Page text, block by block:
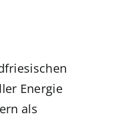
Energie
als